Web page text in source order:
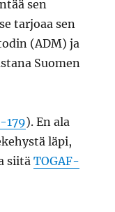
sen
tarjoaa sen
(ADM) ja
Suomen
179). En ala
läpi,
siitäTOGAF-